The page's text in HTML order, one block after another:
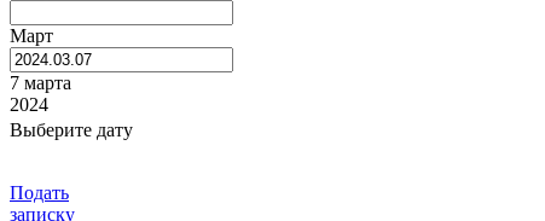
Март
7 марта
2024
Выберите дату
Подать
записку